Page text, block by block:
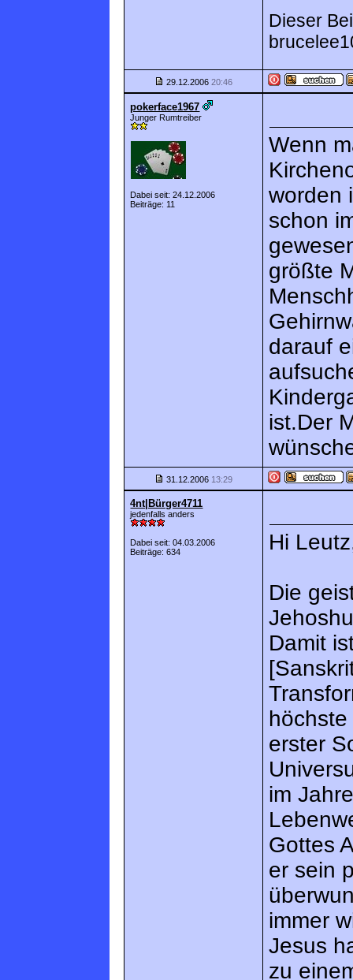
Dieser
29.12.200620:46
pokerface1967
Junger Rumtreiber
Dabei seit: 24.12.2006
Beiträge: 11
Wenn
worden
schon
größte
darauf
ist.Der
31.12.2006 13:29
4nt|Bürger4711
jedenfalls anders
Dabei seit: 04.03.2006
Beiträge: 634
Hi
Die
Damit
erster
im
Gottes
er sein
immer
Jesus
zu